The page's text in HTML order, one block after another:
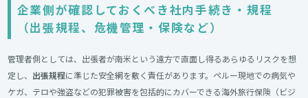
企業側が確認しておくべき社内手続き・規程
（出張規程、危機管理・保険など）
管理者側としては、出張者が南米という遠方で直面し得るあらゆるリスクを想
定し、 出張規程に準じた安全網を敷く責任があります。ペルー現地での病気や
ケガ、テロや強盗などの犯罪被害を包括的にカバーできる海外旅行保険（ビジ